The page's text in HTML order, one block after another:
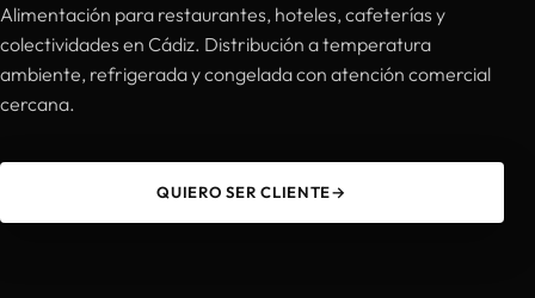
Alimentación para restaurantes, hoteles, cafeterías y
colectividades en Cádiz. Distribución a temperatura
ambiente, refrigerada y congelada con atención comercial
cercana.
QUIERO SER CLIENTE→